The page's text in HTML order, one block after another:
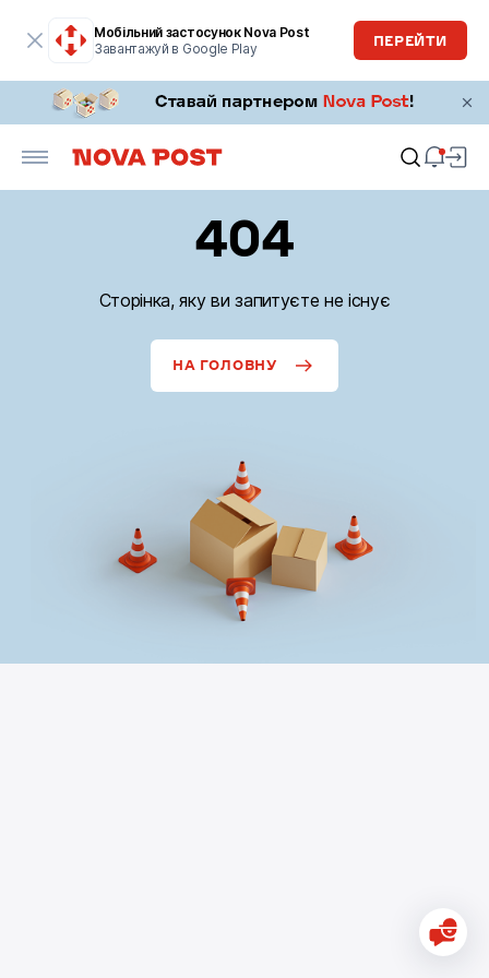
Мобільний застосунок Nova Post
Завантажуй в Google Play
ПЕРЕЙТИ
404
Сторінка, яку ви запитуєте не існує
НА ГОЛОВНУ